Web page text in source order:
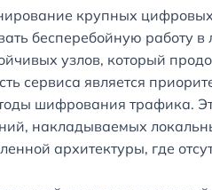
крупных цифровых
бесперебойную работу
узлов, который
сервиса является
шифрования трафика.
накладываемых
архитектуры, где